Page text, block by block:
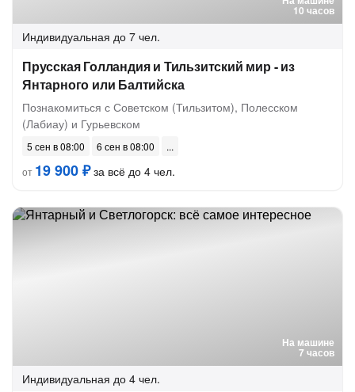
10 часов
Индивидуальная до 7 чел.
Прусская Голландия и Тильзитский мир - из
Янтарного или Балтийска
Познакомиться с Советском (Тильзитом), Полесском
(Лабиау) и Гурьевском
5 сен в 08:00
6 сен в 08:00
от 19 900 ₽за всё до 4 чел.
На машине
7 часов
Индивидуальная до 4 чел.